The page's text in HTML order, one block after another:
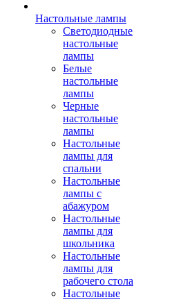
Настольные лампы
Светодиодные
настольные
лампы
Белые
настольные
лампы
Черные
настольные
лампы
Настольные
лампы для
спальни
Настольные
лампы с
абажуром
Настольные
лампы для
школьника
Настольные
лампы для
рабочего стола
Настольные